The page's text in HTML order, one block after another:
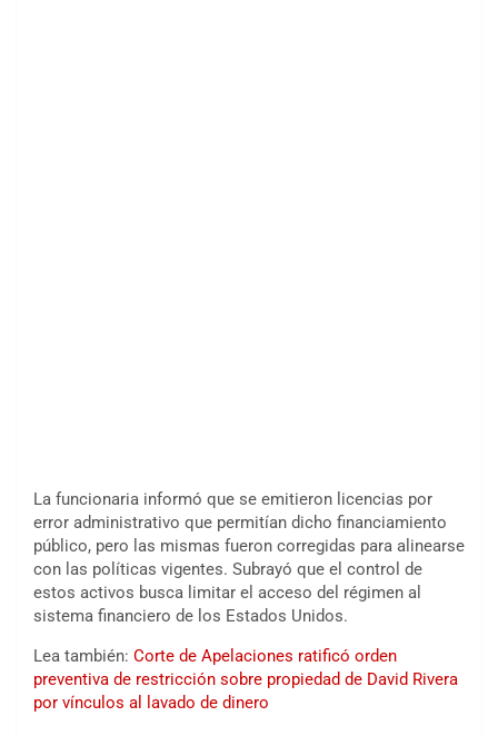
La funcionaria informó que se emitieron licencias por
error administrativo que permitían dicho financiamiento
público, pero las mismas fueron corregidas para alinearse
con las políticas vigentes. Subrayó que el control de
estos activos busca limitar el acceso del régimen al
sistema financiero de los Estados Unidos.
Lea también: Corte de Apelaciones ratificó orden
preventiva de restricción sobre propiedad de David Rivera
por vínculos al lavado de dinero